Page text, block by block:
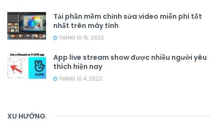
Tải phần mềm chỉnh sửa video miễn phí tốt
nhất trên máy tính
THÁNG 10 15, 2022
App live stream show được nhiều người yêu
thích hiện nay
THÁNG 10 4, 2022
XU HƯỚNG.